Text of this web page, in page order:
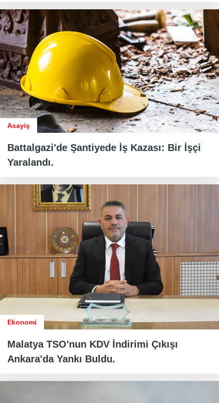
Asayiş
Battalgazi'de Şantiyede İş Kazası: Bir İşçi
Yaralandı.
Ekonomi
Malatya TSO'nun KDV İndirimi Çıkışı
Ankara'da Yankı Buldu.